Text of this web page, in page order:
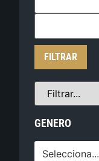
FILTRAR
GENERO
Selecciona...